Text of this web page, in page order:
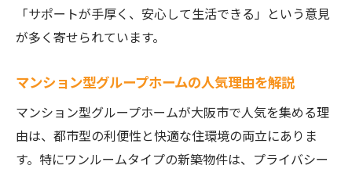
「サポートが手厚く、安心して生活できる」という意見
が多く寄せられています。
マンション型グループホームの人気理由を解説
マンション型グループホームが大阪市で人気を集める理
由は、都市型の利便性と快適な住環境の両立にありま
す。特にワンルームタイプの新築物件は、プライバシー